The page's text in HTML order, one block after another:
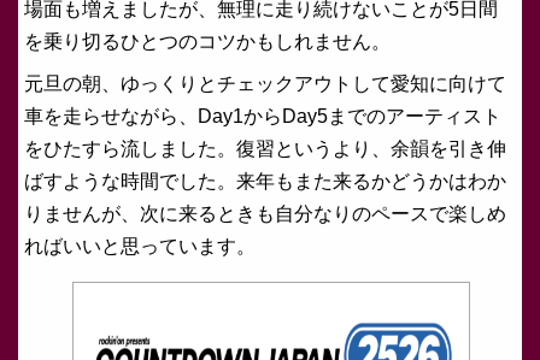
場面も増えましたが、無理に走り続けないことが5日間
を乗り切るひとつのコツかもしれません。
元旦の朝、ゆっくりとチェックアウトして愛知に向けて
車を走らせながら、Day1からDay5までのアーティスト
をひたすら流しました。復習というより、余韻を引き伸
ばすような時間でした。来年もまた来るかどうかはわか
りませんが、次に来るときも自分なりのペースで楽しめ
ればいいと思っています。